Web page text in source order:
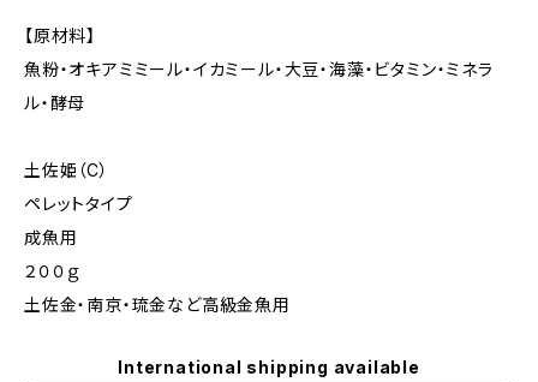
【原材料】
魚粉・オキアミミール・イカミール・大豆・海藻・ビタミン・ミネラ
ル・酵母
土佐姫（C）
ペレットタイプ
成魚用
２００ｇ
土佐金・南京・琉金など高級金魚用
International shipping available